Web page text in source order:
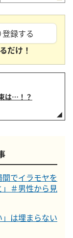
録する
だけ！
は…！？
でイラモヤを
＃男性から見
は埋まらない